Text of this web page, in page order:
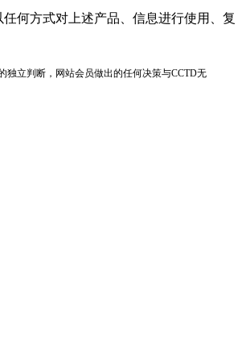
何方式对上述产品、信息进行使用、复
独立判断，网站会员做出的任何决策与CCTD无